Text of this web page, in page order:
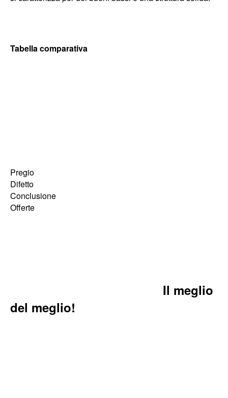
Tabella comparativa
Pregio
Difetto
Conclusione
Offerte
Il meglio
del meglio!